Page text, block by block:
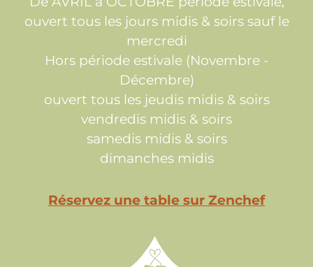
ouvert tous les jours midis & soirs sauf le
mercredi
Hors période estivale (Novembre -
Décembre)
ouvert tous les jeudis midis & soirs
vendredis midis & soirs
samedis midis & soirs
dimanches midis
Réservez une table sur Zenchef